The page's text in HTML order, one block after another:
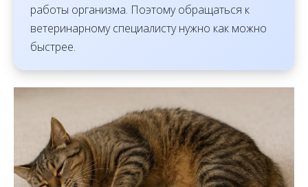
работы организма. Поэтому обращаться к
ветеринарному специалисту нужно как можно
быстрее.